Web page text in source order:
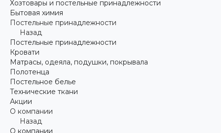
Хозтовары и постельные принадлежности
Бытовая химия
Постельные принадлежности
Назад
Постельные принадлежности
Кровати
Матрасы, одеяла, подушки, покрывала
Полотенца
Постельное белье
Технические ткани
Акции
О компании
Назад
О компании